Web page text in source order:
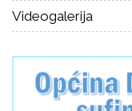
Videogalerija